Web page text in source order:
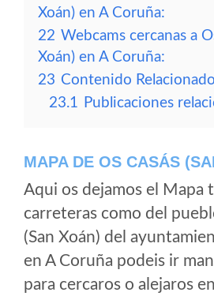
Xoán) en A Coruña:
22 Webcams cercanas a
Xoán) en A Coruña:
23 Contenido
23.1 Publicaciones
MAPA DE OS CASÁS
Aqui os dejamos el Mapa
carreteras como del
(San Xoán) del
en A Coruña podeis ir
para cercaros o alejaros